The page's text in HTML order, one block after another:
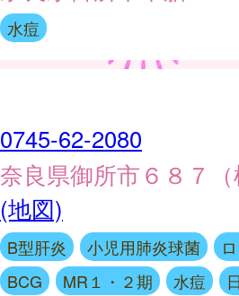
水痘
0745-62-2080
奈良県御所市６８７
(地図)
B型肝炎 小児用肺炎球菌
BCG
MR１・２期 水痘